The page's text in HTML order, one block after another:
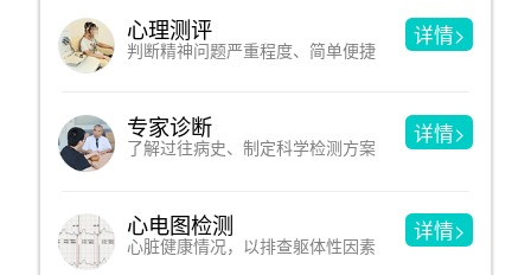
心理测评
判断精神问题严重程度、简单便捷
详情>
专家诊断
了解过往病史、制定科学检测方案
详情>
心电图检测
心脏健康情况，以排查躯体性因素
详情>